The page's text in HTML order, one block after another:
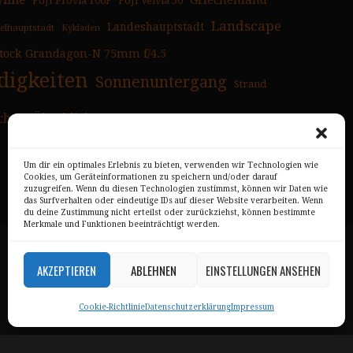
Um dir ein optimales Erlebnis zu bieten, verwenden wir Technologien wie
Cookies, um Geräteinformationen zu speichern und/oder darauf
zuzugreifen. Wenn du diesen Technologien zustimmst, können wir Daten wie
das Surfverhalten oder eindeutige IDs auf dieser Website verarbeiten. Wenn
du deine Zustimmung nicht erteilst oder zurückziehst, können bestimmte
Merkmale und Funktionen beeinträchtigt werden.
AKZEPTIEREN ABLEHNEN EINSTELLUNGEN ANSEHEN
Cookie-RichtlinieDatenschutzerklärungImpressum
Kykladen Landeshauptstadt Landscape
Grandagon-N 75mm f/4.5
Sonnenuntergang Strand
Impressum
Datenschutz
AGB